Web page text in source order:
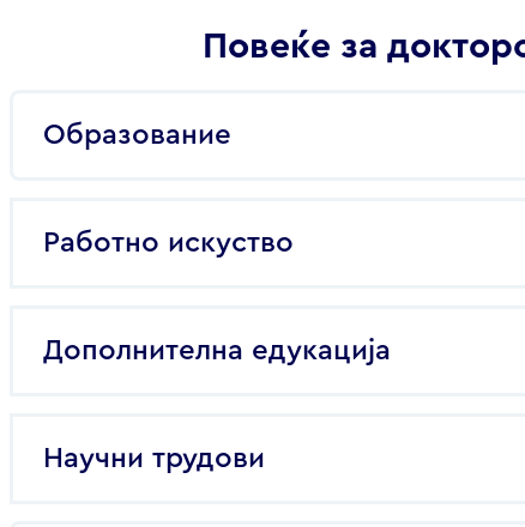
Повеќе за
Образование
Работно искуство
Дополнителна едукација
Научни трудови